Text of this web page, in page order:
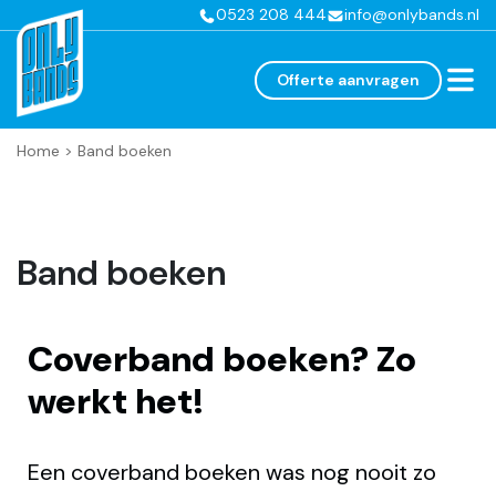
0523 208 444 info@onlybands.nl
Offerte aanvragen
Home > Band boeken
Band boeken
Coverband boeken? Zo
werkt het!
Een coverband boeken was nog nooit zo